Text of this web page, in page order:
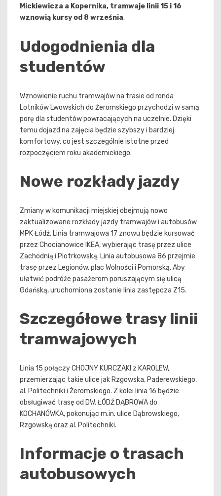
Mickiewicza a Kopernika, tramwaje linii 15 i 16
wznowią kursy od 8 września.
Udogodnienia dla
studentów
Wznowienie ruchu tramwajów na trasie od ronda
Lotników Lwowskich do Żeromskiego przychodzi w samą
porę dla studentów powracających na uczelnie. Dzięki
temu dojazd na zajęcia będzie szybszy i bardziej
komfortowy, co jest szczególnie istotne przed
rozpoczęciem roku akademickiego.
Nowe rozkłady jazdy
Zmiany w komunikacji miejskiej obejmują nowo
zaktualizowane rozkłady jazdy tramwajów i autobusów
MPK Łódź. Linia tramwajowa 17 znowu będzie kursować
przez Chocianowice IKEA, wybierając trasę przez ulice
Zachodnią i Piotrkowską. Linia autobusowa 86 przejmie
trasę przez Legionów, plac Wolności i Pomorską. Aby
ułatwić podróże pasażerom poruszającym się ulicą
Gdańską, uruchomiona zostanie linia zastępcza Z15.
Szczegółowe trasy linii
tramwajowych
Linia 15 połączy CHOJNY KURCZAKI z KAROLEW,
przemierzając takie ulice jak Rzgowska, Paderewskiego,
al. Politechniki i Żeromskiego. Z kolei linia 16 będzie
obsługiwać trasę od DW. ŁÓDŹ DĄBROWA do
KOCHANÓWKA, pokonując m.in. ulice Dąbrowskiego,
Rzgowską oraz al. Politechniki.
Informacje o trasach
autobusowych